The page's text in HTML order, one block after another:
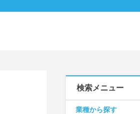
検索メニュー
業種から探す